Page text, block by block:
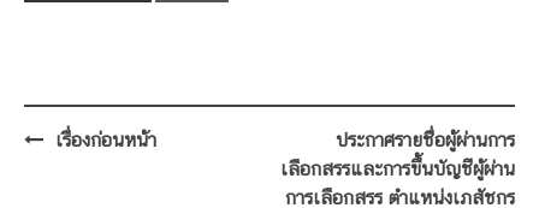
Postเรื่องก่อนหน้า
ประกาศรายชื่อผู้ผ่านการ
เลือกสรรและการขึ้นบัญชีผู้ผ่าน
การเลือกสรร ตำแหน่งเภสัชกร